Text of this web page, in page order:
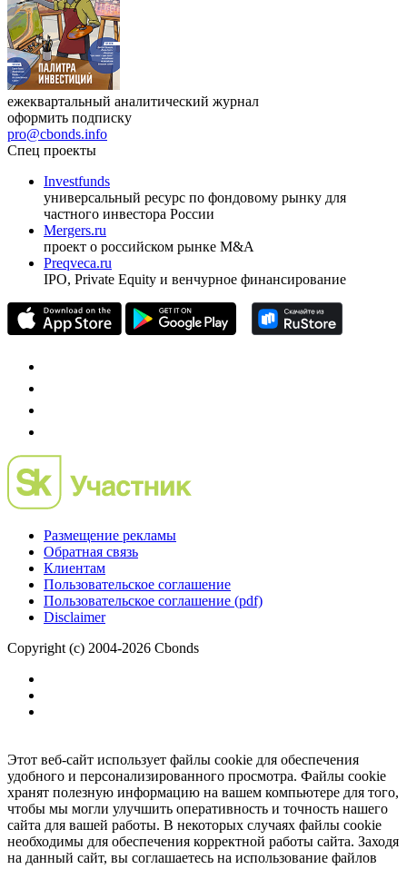
ежеквартальный аналитический журнал
оформить подписку
pro@cbonds.info
Спец проекты
Investfunds
универсальный ресурс по фондовому рынку для
частного инвестора России
Mergers.ru
проект о российском рынке M&A
Preqveca.ru
IPO, Private Equity и венчурное финансирование
Размещение рекламы
Обратная связь
Клиентам
Пользовательское соглашение
Пользовательское соглашение (pdf)
Disclaimer
Copyright (c) 2004-2026 Cbonds
Этот веб-сайт использует файлы cookie для обеспечения
удобного и персонализированного просмотра. Файлы cookie
хранят полезную информацию на вашем компьютере для того,
чтобы мы могли улучшить оперативность и точность нашего
сайта для вашей работы. В некоторых случаях файлы cookie
необходимы для обеспечения корректной работы сайта. Заходя
на данный сайт, вы соглашаетесь на использование файлов